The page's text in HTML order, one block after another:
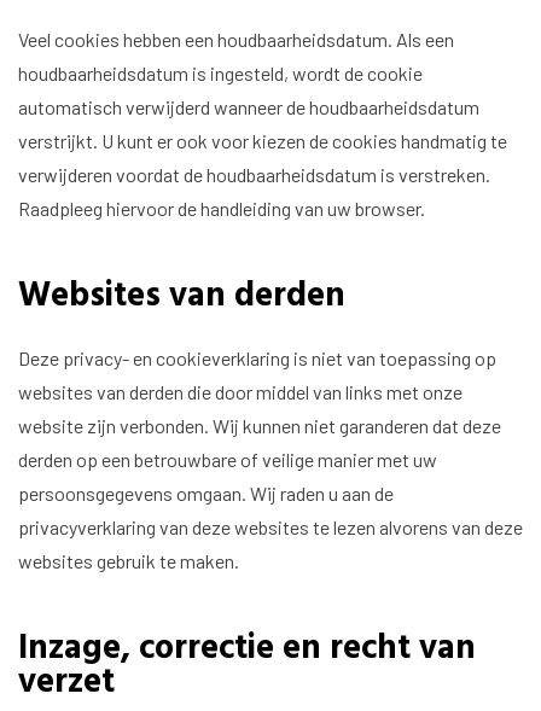
Veel cookies hebben een houdbaarheidsdatum. Als een
houdbaarheidsdatum is ingesteld, wordt de cookie
automatisch verwijderd wanneer de houdbaarheidsdatum
verstrijkt. U kunt er ook voor kiezen de cookies handmatig te
verwijderen voordat de houdbaarheidsdatum is verstreken.
Raadpleeg hiervoor de handleiding van uw browser.
Websites van derden
Deze privacy- en cookieverklaring is niet van toepassing op
websites van derden die door middel van links met onze
website zijn verbonden. Wij kunnen niet garanderen dat deze
derden op een betrouwbare of veilige manier met uw
persoonsgegevens omgaan. Wij raden u aan de
privacyverklaring van deze websites te lezen alvorens van deze
websites gebruik te maken.
Inzage, correctie en recht van
verzet